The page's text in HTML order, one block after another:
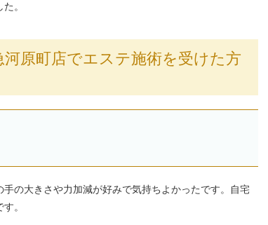
。
原町店でエステ施術を受けた方
の大きさや力加減が好みで気持ちよかったです。自宅
。